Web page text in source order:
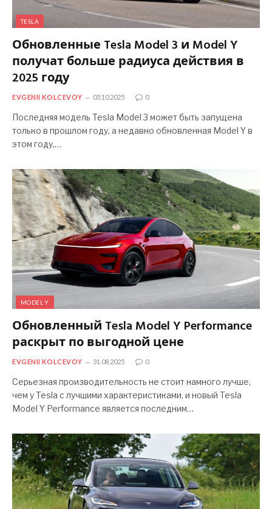
TESLA
Обновленные Tesla Model 3 и Model Y
получат больше радиуса действия в
2025 году
EVGENII KOLCEVOY 03.10.2025 0
Последняя модель Tesla Model 3 может быть запущена
только в прошлом году, а недавно обновленная Model Y в
этом году,…
MODEL Y
Обновленный Tesla Model Y Performance
раскрыт по выгодной цене
EVGENII KOLCEVOY 31.08.2025 0
Серьезная производительность не стоит намного лучше,
чем у Tesla с лучшими характеристиками, и новый Tesla
Model Y Performance является последним…